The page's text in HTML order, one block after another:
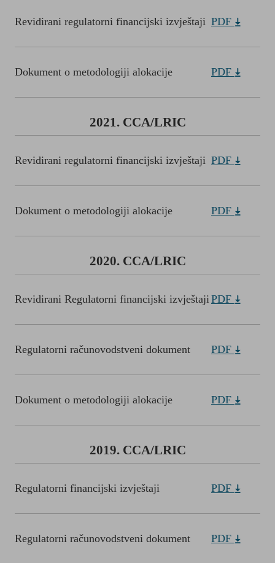
Revidirani regulatorni financijski izvještaji PDF
Dokument o metodologiji alokacije PDF
2021. CCA/LRIC
Revidirani regulatorni financijski izvještaji PDF
Dokument o metodologiji alokacije PDF
2020. CCA/LRIC
Revidirani Regulatorni financijski izvještajiPDF
Regulatorni računovodstveni dokument PDF
Dokument o metodologiji alokacije PDF
2019. CCA/LRIC
Regulatorni financijski izvještaji PDF
Regulatorni računovodstveni dokument PDF